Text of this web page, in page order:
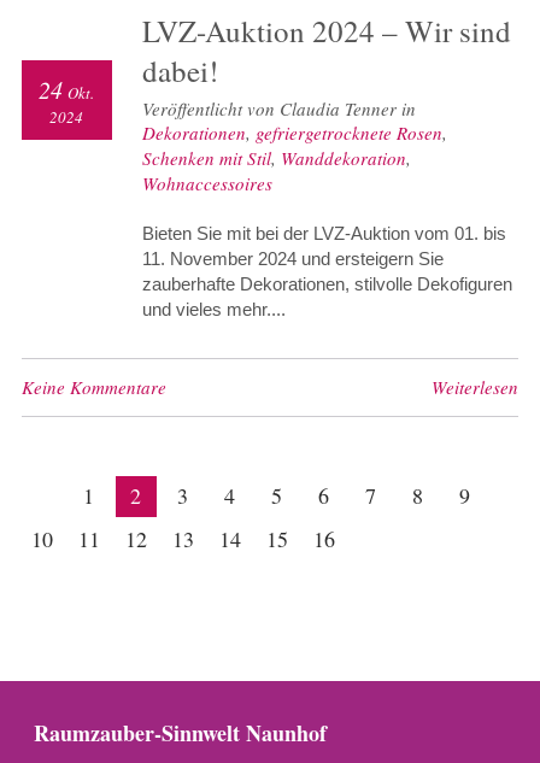
LVZ-Auktion 2024 – Wir sind
dabei!
24 Okt.
2024
Veröffentlicht von Claudia Tenner in
Dekorationen, gefriergetrocknete Rosen,
Schenken mit Stil, Wanddekoration,
Wohnaccessoires
Bieten Sie mit bei der LVZ-Auktion vom 01. bis
11. November 2024 und ersteigern Sie
zauberhafte Dekorationen, stilvolle Dekofiguren
und vieles mehr....
Keine Kommentare Weiterlesen
1 2 3 4 5 6 7 8
9
10
11 12 13 14 15 16
Raumzauber-Sinnwelt Naunhof